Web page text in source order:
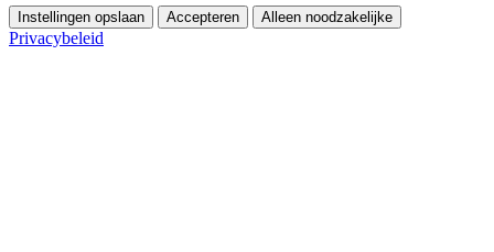
Instellingen opslaan Accepteren Alleen noodzakelijke
Privacybeleid